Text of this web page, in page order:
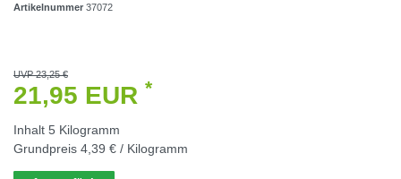
Artikelnummer 37072
UVP 23,25 €
21,95 EUR *
Inhalt 5 Kilogramm
Grundpreis 4,39 € / Kilogramm